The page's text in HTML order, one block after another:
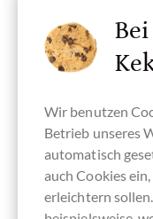
Wir benutzen
Betrieb unseres
automatisch
auch Cookies
erleichtern